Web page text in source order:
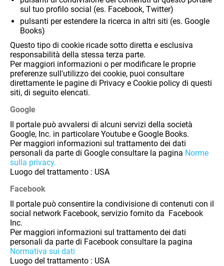
sul tuo profilo social (es. Facebook, Twitter)
pulsanti per estendere la ricerca in altri siti (es. Google
Books)
Questo tipo di cookie ricade sotto diretta e esclusiva
responsabilità della stessa terza parte.
Per maggiori informazioni o per modificare le proprie
preferenze sull'utilizzo dei cookie, puoi consultare
direttamente le pagine di Privacy e Cookie policy di questi
siti, di seguito elencati.
Google
Il portale può avvalersi di alcuni servizi della società
Google, Inc. in particolare Youtube e Google Books.
Per maggiori informazioni sul trattamento dei dati
personali da parte di Google consultare la pagina Norme
sulla privacy.
Luogo del trattamento : USA
Facebook
Il portale può consentire la condivisione di contenuti con il
social network Facebook, servizio fornito da Facebook
Inc.
Per maggiori informazioni sul trattamento dei dati
personali da parte di Facebook consultare la pagina
Normativa sui dati
Luogo del trattamento : USA